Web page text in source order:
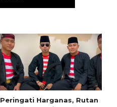
Peringati Harganas, Rutan